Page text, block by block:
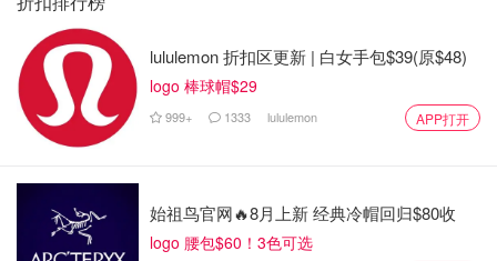
lululemon 折扣区更新 | 白女手包$39(原$48)
logo 棒球帽$29
999+ 1333 lululemon APP打开
始祖鸟官网🔥8月上新 经典冷帽回归$80收
logo 腰包$60！3色可选